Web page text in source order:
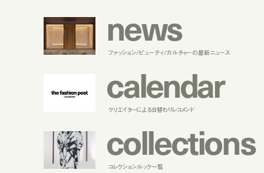
news
ファッション/ビューティ/カルチャーの最新ニュース
calendar
クリエイターによる日替わりレコメンド
collections
コレクションルック一覧